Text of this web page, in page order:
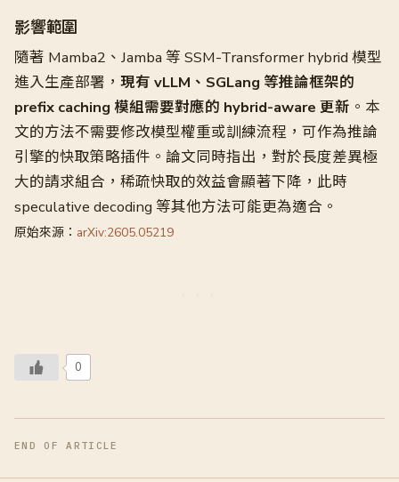
影響範圍
隨著 Mamba2、Jamba 等 SSM-Transformer hybrid 模型
進入生產部署， 現有 vLLM、SGLang 等推論框架的
prefix caching 模組需要對應的 hybrid-aware 更新 。本
文的方法不需要修改模型權重或訓練流程，可作為推論
引擎的快取策略插件。論文同時指出，對於長度差異極
大的請求組合，稀疏快取的效益會顯著下降，此時
speculative decoding 等其他方法可能更為適合。
原始來源： arXiv:2605.05219
0
END OF ARTICLE